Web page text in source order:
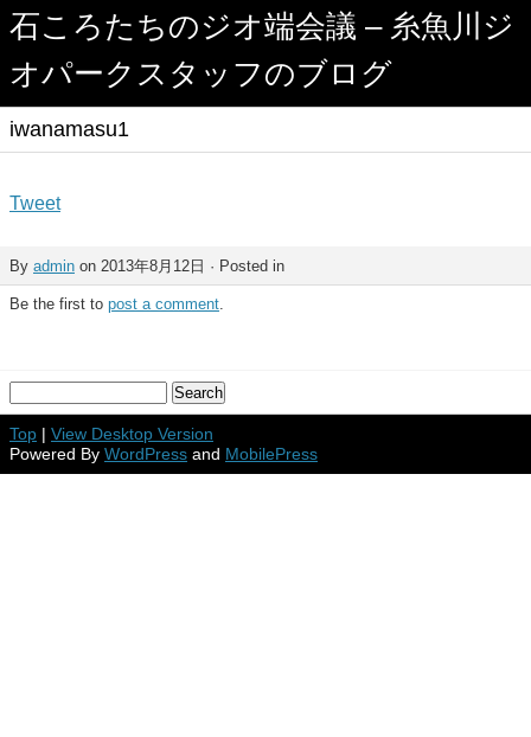
石ころたちのジオ端会議 – 糸魚川ジ
オパークスタッフのブログ
iwanamasu1
Tweet
By admin on 2013年8月12日 · Posted in
Be the first to post a comment.
Top | View Desktop Version
Powered By WordPress and MobilePress